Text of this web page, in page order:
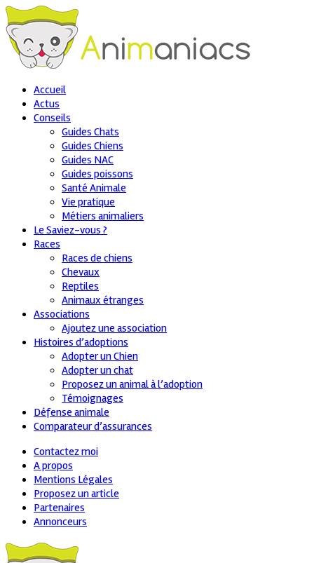
Accueil
Actus
Conseils
Guides Chats
Guides Chiens
Guides NAC
Guides poissons
Santé Animale
Vie pratique
Métiers animaliers
Le Saviez-vous ?
Races
Races de chiens
Chevaux
Reptiles
Animaux étranges
Associations
Ajoutez une association
Histoires d’adoptions
Adopter un Chien
Adopter un chat
Proposez un animal à l’adoption
Témoignages
Défense animale
Comparateur d’assurances
Contactez moi
A propos
Mentions Légales
Proposez un article
Partenaires
Annonceurs